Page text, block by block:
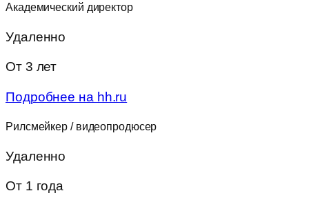
Академический директор
Удаленно
От 3 лет
Подробнее на hh.ru
Рилсмейкер / видеопродюсер
Удаленно
От 1 года